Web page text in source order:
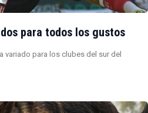
para todos los gustos
variado para los clubes del sur del